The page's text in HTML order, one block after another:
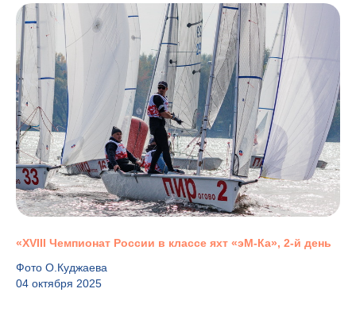
«XVIII Чемпионат России в классе яхт «эМ-Ка», 2-й день
Фото О.Куджаева
04 октября 2025